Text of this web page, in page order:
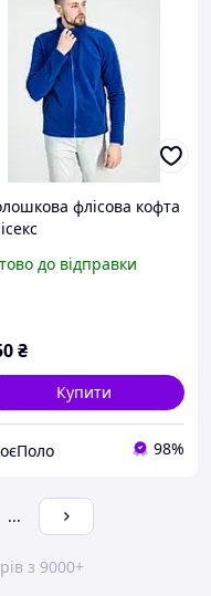
флісова кофта
до відправки
₴
Купити
98%
...
з 9000+